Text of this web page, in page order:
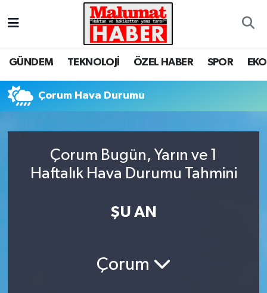
GÜNDEM TEKNOLOJİ ÖZEL HABER SPOR
Çorum Hava Durumu
Çorum Bugün, Yarın ve 1
Haftalık Hava Durumu Tahmini
ŞU AN
Çorum
Nöbetçi Eczaneler
Tüm Manşetler